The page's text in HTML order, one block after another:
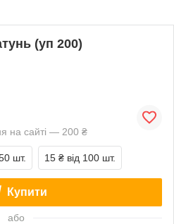
(уп 200)
на сайті — 200 ₴
шт. 15 ₴ від 100 шт.
Купити
або